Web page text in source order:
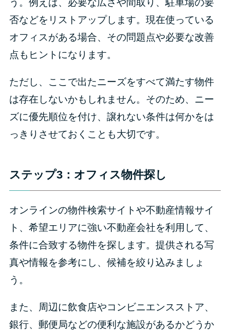
う。例えば、必要な広さや間取り、駐車場の要
否などをリストアップします。現在使っている
オフィスがある場合、その問題点や必要な改善
点もヒントになります。
ただし、ここで出たニーズをすべて満たす物件
は存在しないかもしれません。そのため、ニー
ズに優先順位を付け、譲れない条件は何かをは
っきりさせておくことも大切です。
ステップ3：オフィス物件探し
オンラインの物件検索サイトや不動産情報サイ
ト、希望エリアに強い不動産会社を利用して、
条件に合致する物件を探します。提供される写
真や情報を参考にし、候補を絞り込みましょ
う。
また、周辺に飲食店やコンビニエンスストア、
銀行、郵便局などの便利な施設があるかどうか